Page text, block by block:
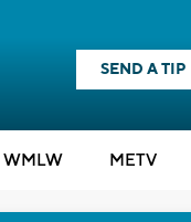
SEND A TIP
WMLW METV